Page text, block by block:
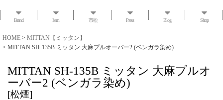
Brand Item 市松 Press Blog Shop
HOME > MITTAN【ミッタン】
> MITTAN SH-135B ミッタン 大麻プルオーバー2 (ベンガラ染め)
MITTAN SH-135B ミッタン 大麻プルオ
ーバー2 (ベンガラ染め)
[松煙]